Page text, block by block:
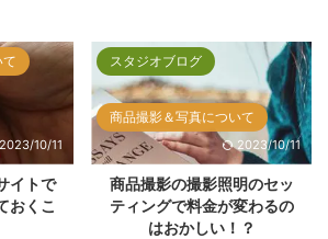
2023/10/11
のセッ
わるの
スタジオブログ
商品撮影＆写真について
2023/10/11
商品撮影サービスの単価は
配送料も含めたコストで考
えてますか？